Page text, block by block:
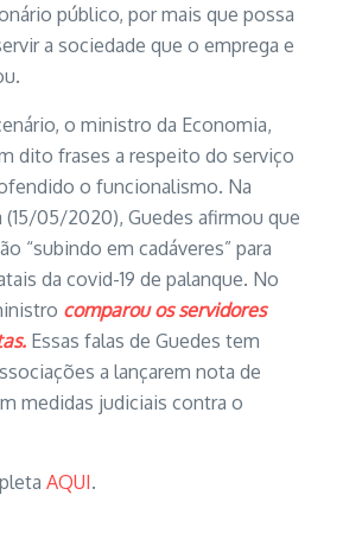
público, por mais que possa
a sociedade que o emprega e
o ministro da Economia,
dito frases a respeito do serviço
o funcionalismo. Na
05/2020), Guedes afirmou que
“subindo em cadáveres” para
da covid-19 de palanque. No
comparou os servidores
Essas falas de Guedes tem
a lançarem nota de
medidas judiciais contra o
AQUI.